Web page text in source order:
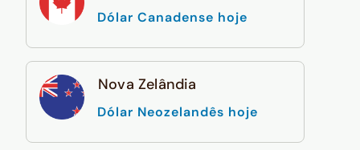
Dólar Canadense hoje
Nova Zelândia
Dólar Neozelandês hoje